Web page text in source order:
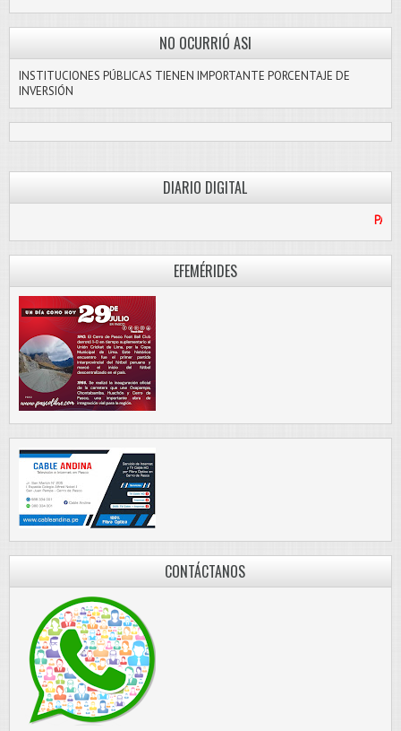
NO OCURRIÓ ASI
INSTITUCIONES PÚBLICAS TIENEN IMPORTANTE PORCENTAJE DE
INVERSIÓN
DIARIO DIGITAL
PASCO LIBRE
EFEMÉRIDES
CONTÁCTANOS